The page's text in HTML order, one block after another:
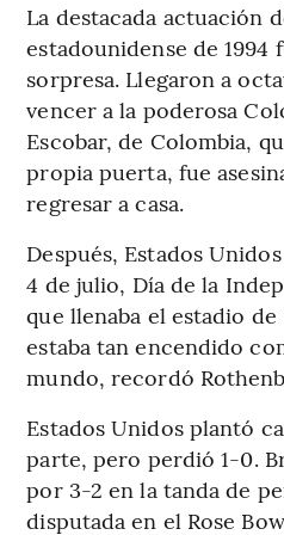
La destacada actuación
estadounidense de 1994
sorpresa. Llegaron a
vencer a la poderosa
Escobar, de Colombia,
propia puerta, fue
regresar a casa.
Después, Estados
4 de julio, Día de la
que llenaba el estadio
estaba tan encendido
mundo, recordó
Estados Unidos plantó
parte, pero perdió 1-0.
por 3-2 en la tanda de
disputada en el Rose